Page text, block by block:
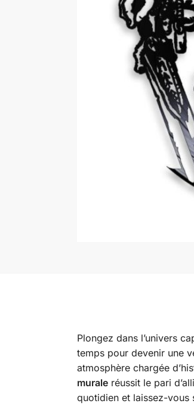
Plongez dans l’univers
temps pour devenir une
atmosphère chargée
muraleréussit le pari
quotidien et laissez-vous